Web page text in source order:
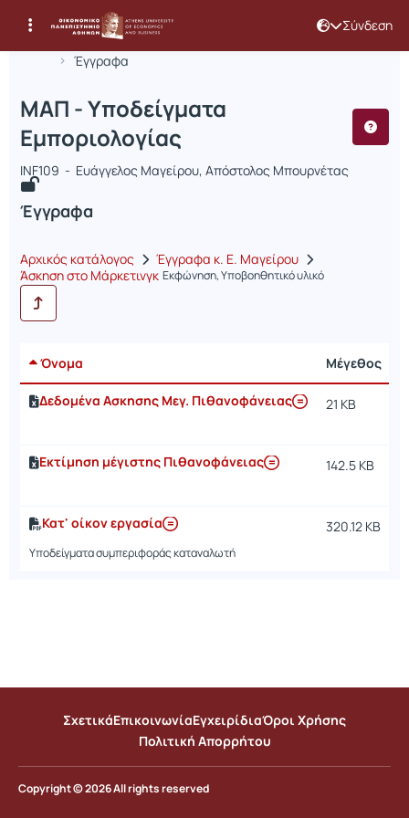
Σύνδεση
Αρχική Σελίδα
Έγγραφα
Μάθημα : ΜΑΠ - Υποδείγματα
Κωδικός : INF109
ΜΑΠ - Υποδείγματα
Εμποριολογίας
INF109 - Ευάγγελος Μαγείρου, Απόστολος Μπουρνέτας
Έγγραφα
Αρχικός κατάλογος
Έγγραφα κ. Ε. Μαγείρου
Άσκηση στο Μάρκετινγκ Εκφώνηση, Υποβοηθητικό υλικό
Όνομα Μέγεθος
Δεδομένα Ασκησης Μεγ. Πιθανοφάνειας 21 KB
Εκτίμηση μέγιστης Πιθανοφάνειας 142.5 KB
Κατ' οίκον εργασία
Υποδείγματα συμπεριφοράς καταναλωτή
320.12 KB
ΣχετικάΕπικοινωνίαΕγχειρίδιαΌροι Χρήσης
Πολιτική Απορρήτου
Copyright © 2026 All rights reserved